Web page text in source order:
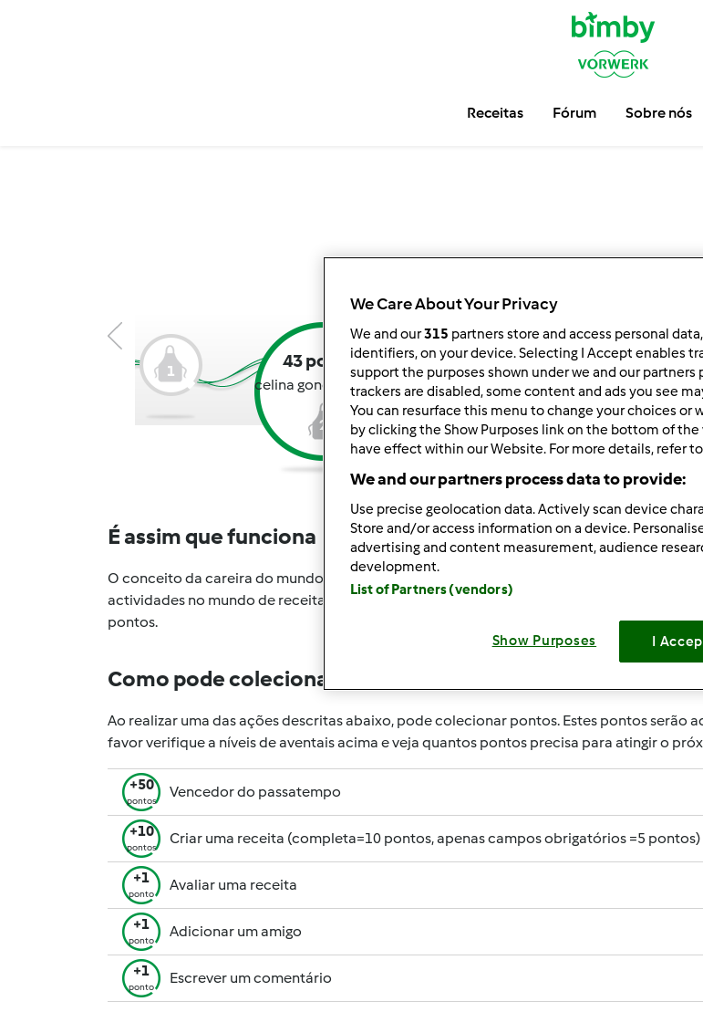
Receitas Fórum Sobre nós
1 43 pontos
celina gonçalvess rank:
2
3
4
5
É assim que funciona
O conceito da careira do mundo de receitas é reconhecer as atividades dos utilizadores
actividades no mundo de receitas serão convertidas em pontos. Ao atingir um certo
pontos.
Como pode colecionar pontos de actividade
Ao realizar uma das ações descritas abaixo, pode colecionar pontos. Estes pontos serão
favor verifique a níveis de aventais acima e veja quantos pontos precisa para atingir o
+50
pontos
Vencedor do passatempo
+10
pontos
Criar uma receita (completa=10 pontos, apenas campos obrigatórios =5 pontos)
+1
ponto
Avaliar uma receita
+1
ponto
Adicionar um amigo
+1
ponto
Escrever um comentário
We Care About Your Privacy
We and our315 partners store and access personal
identifiers, on your device. Selecting I Accept enables
support the purposes shown under we and our partners
trackers are disabled, some content and ads you see
You can resurface this menu to change your choices or
by clicking the Show Purposes link on the bottom of the
have effect within our Website. For more details, refer
We and our partners process data to provide:
Use precise geolocation data. Actively scan device
Store and/or access information on a device.
advertising and content measurement, audience
development.
List of Partners (vendors)
Show Purposes I